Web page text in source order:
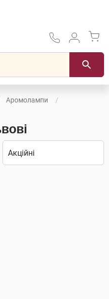
Аромолампи